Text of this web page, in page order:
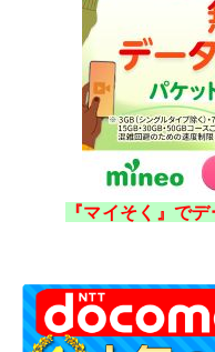
『マイそく』で